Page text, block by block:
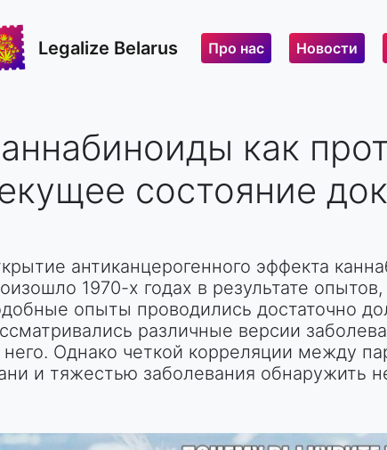
Legalize Belarus Про нас Новости
как
состояние
антиканцерогенного эффекта
1970-х годах в результате
опыты проводились достаточно
различные версии
него. Однако четкой корреляции между
и тяжестью заболевания обнаружить